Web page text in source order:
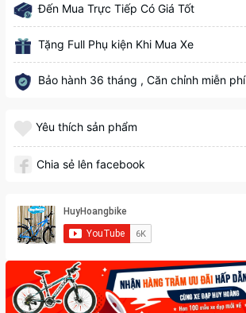
Đến Mua Trực Tiếp Có Giá Tốt
Tặng Full Phụ kiện Khi Mua Xe
Bảo hành 36 tháng , Căn chỉnh miễn phí
Yêu thích sản phẩm
Chia sẻ lên facebook